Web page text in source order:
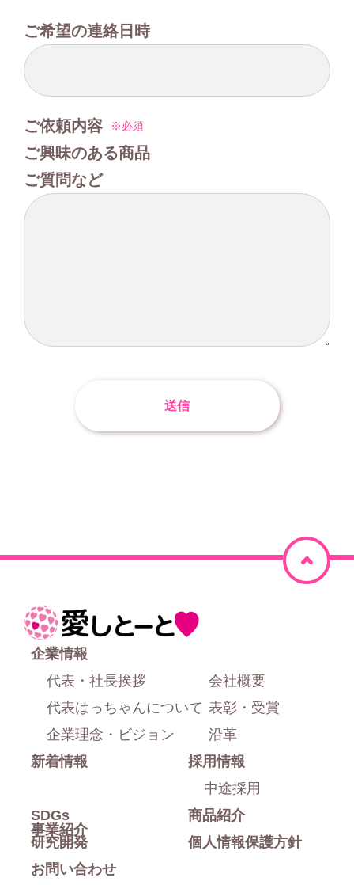
ご希望の連絡日時
ご依頼内容
ご興味のある商品
ご質問など
必須
送信
ペ
ー
ホ
ー
企業情報
代表・社長挨拶
代表はっちゃんについて
企業理念・ビジョン
会社概要
表彰・受賞
沿革
採用情報
中途採用
事業紹介
商品紹介
研究開発
新着情報
個人情報保護方針
SDGs
お問い合わせ